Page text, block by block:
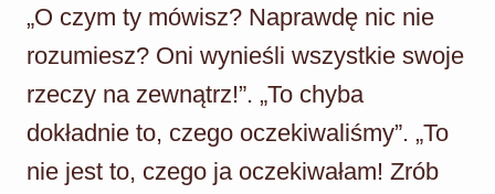
„O czym ty mówisz? Naprawdę nic nie
rozumiesz? Oni wynieśli wszystkie swoje
rzeczy na zewnątrz!”. „To chyba
dokładnie to, czego oczekiwaliśmy”. „To
nie jest to, czego ja oczekiwałam! Zrób